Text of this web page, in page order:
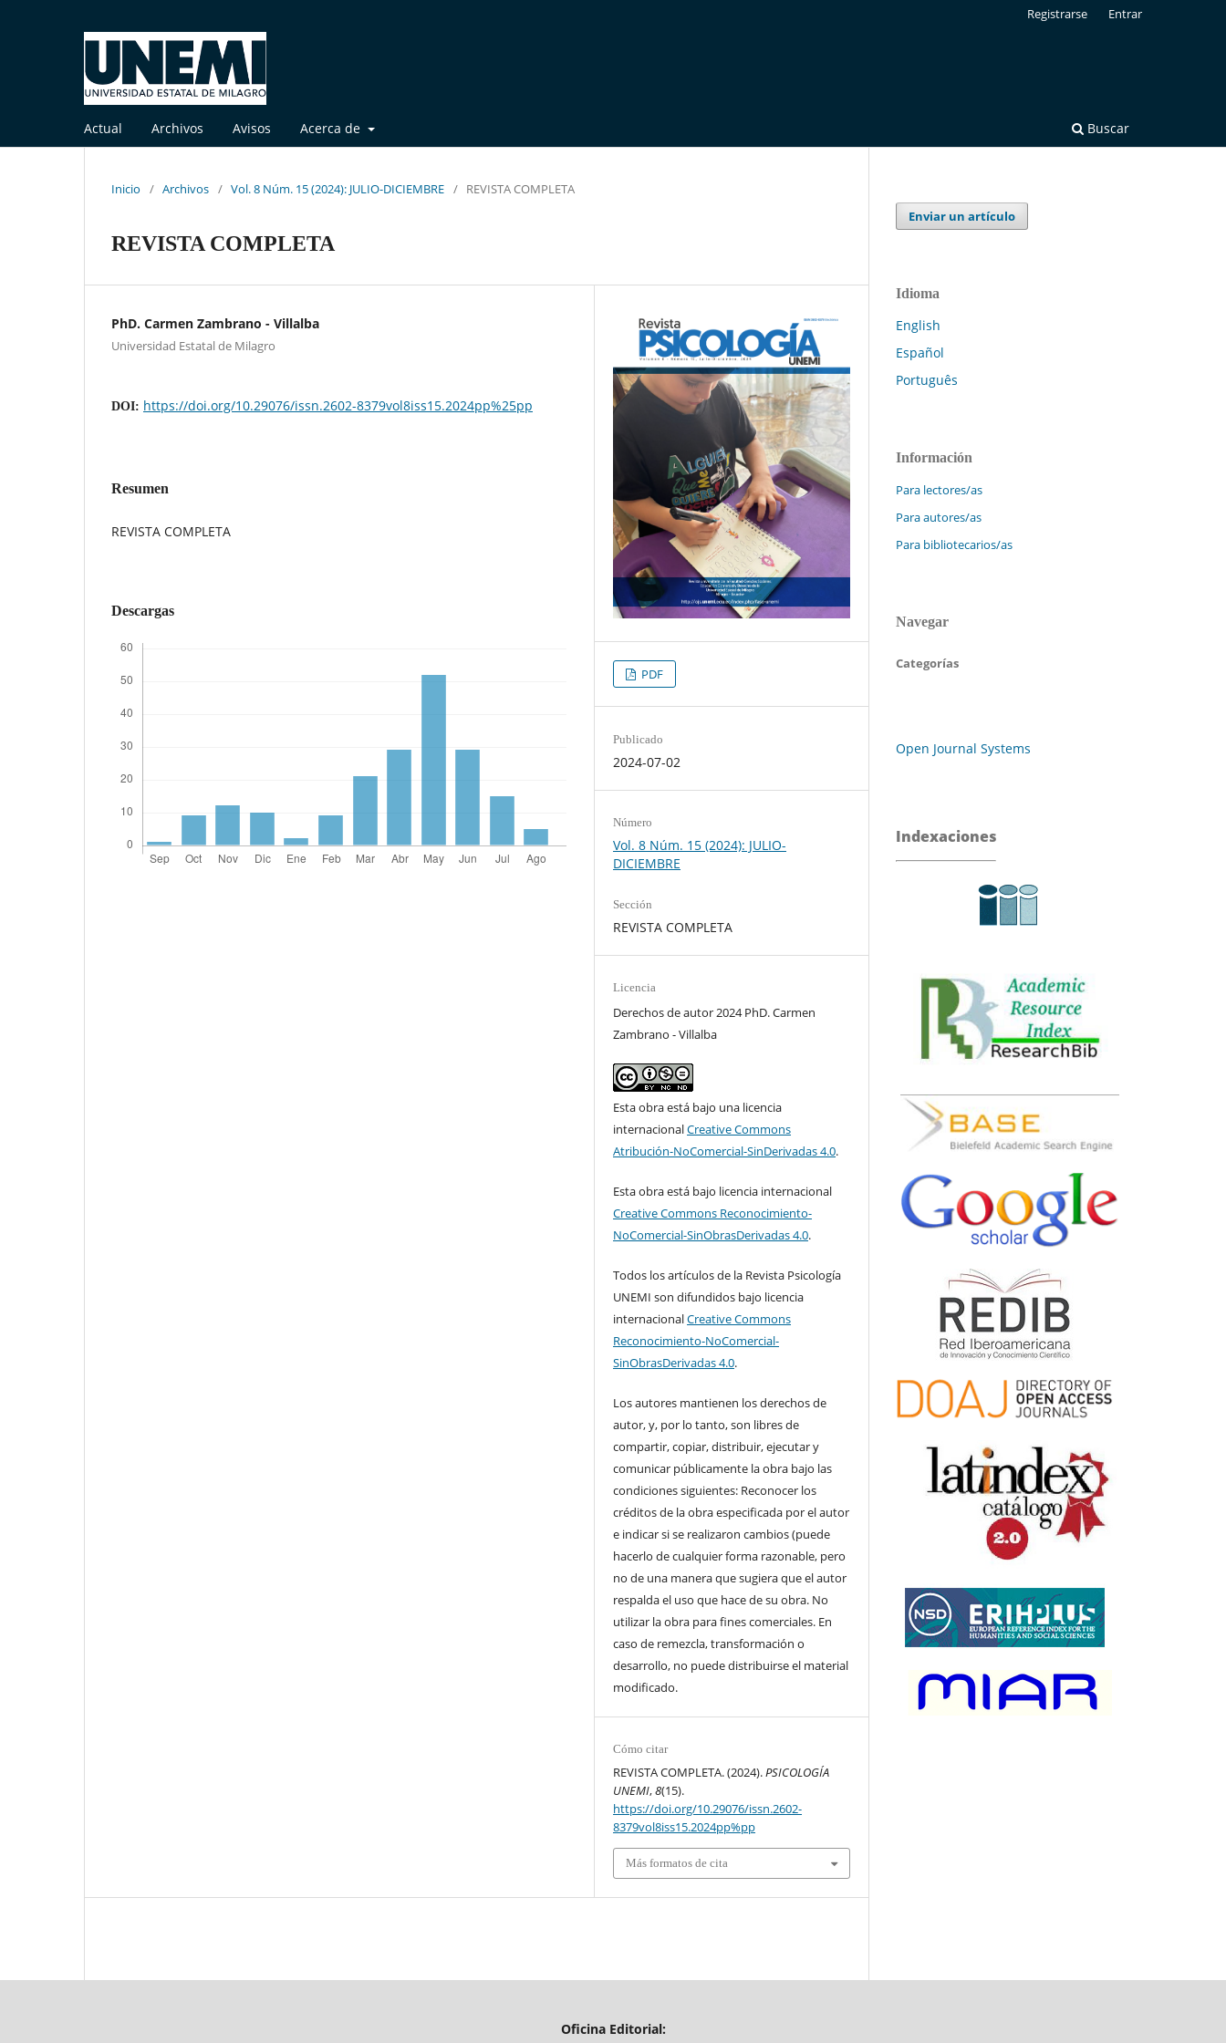
Actual Archivos Avisos Acerca de Buscar
Registrarse Entrar
Inicio / Archivos / Vol. 8 Núm. 15 (2024): JULIO-DICIEMBRE / REVISTA COMPLETA
REVISTA COMPLETA
PhD. Carmen Zambrano - Villalba
Universidad Estatal de Milagro
DOI: https://doi.org/10.29076/issn.2602-8379vol8iss15.2024pp%25pp
Resumen
REVISTA COMPLETA
Descargas
PDF
Publicado
2024-07-02
Número
Vol. 8 Núm. 15 (2024): JULIO-
DICIEMBRE
Sección
REVISTA COMPLETA
Licencia
Derechos de autor 2024 PhD. Carmen
Zambrano - Villalba
Esta obra está bajo una licencia
internacionalCreative Commons
Atribución-NoComercial-SinDerivadas 4.0.
Esta obra está bajo licencia internacional
Creative Commons Reconocimiento-
NoComercial-SinObrasDerivadas 4.0.
Todos los artículos de la Revista Psicología
UNEMI son difundidos bajo licencia
internacionalCreative Commons
Reconocimiento-NoComercial-
SinObrasDerivadas 4.0.
Los autores mantienen los derechos de
autor, y, por lo tanto, son libres de
compartir, copiar, distribuir, ejecutar y
comunicar públicamente la obra bajo las
condiciones siguientes: Reconocer los
créditos de la obra especificada por el autor
e indicar si se realizaron cambios (puede
hacerlo de cualquier forma razonable, pero
no de una manera que sugiera que el autor
respalda el uso que hace de su obra. No
utilizar la obra para fines comerciales. En
caso de remezcla, transformación o
desarrollo, no puede distribuirse el material
modificado.
Cómo citar
REVISTA COMPLETA. (2024).PSICOLOGÍA
UNEMI,8(15).
https://doi.org/10.29076/issn.2602-
8379vol8iss15.2024pp%pp
Más formatos de cita
Enviar un artículo
Idioma
English
Español
Português
Información
Para lectores/as
Para autores/as
Para bibliotecarios/as
Navegar
Categorías
Open Journal Systems
Indexaciones
Oficina Editorial: